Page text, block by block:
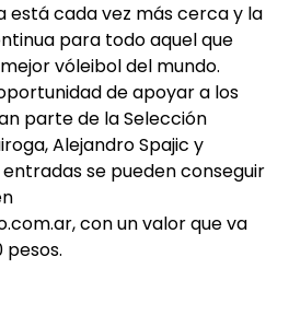
está cada vez más cerca y la
para todo aquel que
vóleibol del mundo.
de apoyar a los
parte de la Selección
Alejandro Spajic y
se pueden conseguir
con un valor que va
pesos.